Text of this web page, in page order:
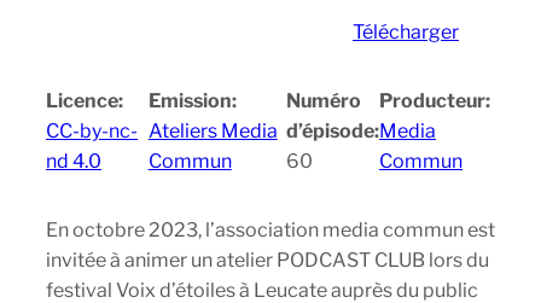
Télécharger
Licence:
CC-by-nc-
nd 4.0
Emission:
Ateliers Media
Commun
Numéro
d’épisode:
60
Producteur:
Media
Commun
En octobre 2023, l’association media commun est
invitée à animer un atelier PODCAST CLUB lors du
festival Voix d’étoiles à Leucate auprès du public